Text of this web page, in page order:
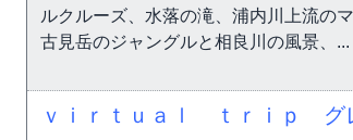
ルクルーズ、水落の滝、浦内川上流の
古見岳のジャングルと相良川の風景、...
ｖｉｒｔｕａｌ ｔｒｉｐ グ